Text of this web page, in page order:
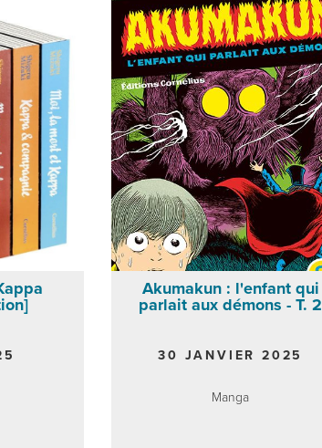
Akumakun : l'enfant qui
parlait aux démons - T. 2
30 JANVIER 2025
Manga